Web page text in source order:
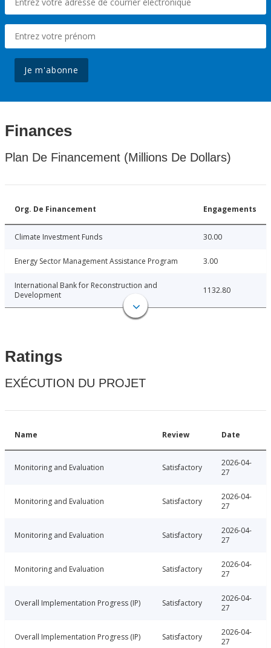
Je m'abonne
Finances
Plan De Financement (Millions De Dollars)
Org. De Financement Engagements
Climate Investment Funds 30.00
Energy Sector Management Assistance Program 3.00
International Bank for Reconstruction and
Development
1132.80
Ratings
EXÉCUTION DU PROJET
Name Review Date
Monitoring and Evaluation Satisfactory
2026-04-
27
Monitoring and Evaluation Satisfactory
2026-04-
27
Monitoring and Evaluation Satisfactory
2026-04-
27
Monitoring and Evaluation Satisfactory
2026-04-
27
Overall Implementation Progress (IP) Satisfactory
2026-04-
27
Overall Implementation Progress (IP) Satisfactory
2026-04-
27